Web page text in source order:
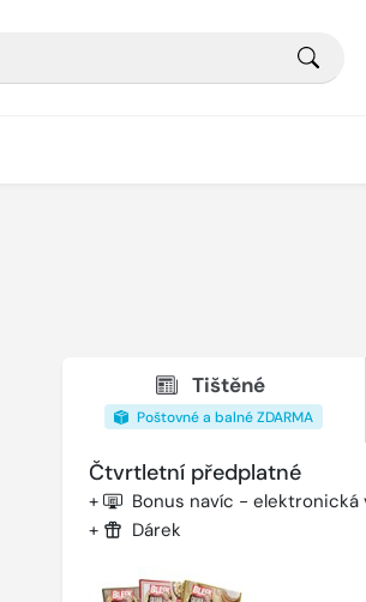
Tištěné
Poštovné a balné ZDARMA
Čtvrtletní předplatné
+ Bonus navíc - elektronická
+ Dárek